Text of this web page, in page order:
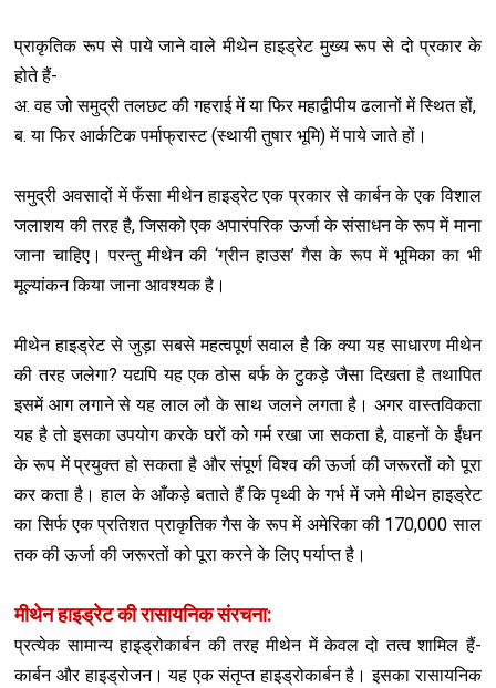
प्राकृतिक रूप से पाये जाने वाले मीथेन हाइड्रेट मुख्य रूप से दो प्रकार के
होते हैं-
अ. वह जो समुद्री तलछट की गहराई में या फिर महाद्वीपीय ढलानों में स्थित हों,
ब. या फिर आर्कटिक पर्माफ्रास्ट (स्थायी तुषार भूमि) में पाये जाते हों।
समुद्री अवसादों में फँसा मीथेन हाइड्रेट एक प्रकार से कार्बन के एक विशाल
जलाशय की तरह है, जिसको एक अपारंपरिक ऊर्जा के संसाधन के रूप में माना
जाना चाहिए। परन्तु मीथेन की ‘ग्रीन हाउस’ गैस के रूप में भूमिका का भी
मूल्यांकन किया जाना आवश्यक है।
मीथेन हाइड्रेट से जुड़ा सबसे महत्वपूर्ण सवाल है कि क्या यह साधारण मीथेन
की तरह जलेगा? यद्यपि यह एक ठोस बर्फ के टुकड़े जैसा दिखता है तथापित
इसमें आग लगाने से यह लाल लौ के साथ जलने लगता है। अगर वास्तविकता
यह है तो इसका उपयोग करके घरों को गर्म रखा जा सकता है, वाहनों के ईंधन
के रूप में प्रयुक्त हो सकता है और संपूर्ण विश्व की ऊर्जा की जरूरतों को पूरा
कर कता है। हाल के आँकड़े बताते हैं कि पृथ्वी के गर्भ में जमे मीथेन हाइड्रेट
का सिर्फ एक प्रतिशत प्राकृतिक गैस के रूप में अमेरिका की 170,000 साल
तक की ऊर्जा की जरूरतों को पूरा करने के लिए पर्याप्त है।
मीथेन हाइड्रेट की रासायनिक संरचना:
प्रत्येक सामान्य हाइड्रोकार्बन की तरह मीथेन में केवल दो तत्व शामिल हैं-
कार्बन और हाइड्रोजन। यह एक संतृप्त हाइड्रोकार्बन है। इसका रासायनिक